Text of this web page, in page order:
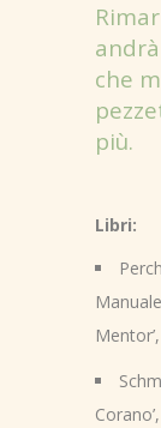
che
più.
Libri: